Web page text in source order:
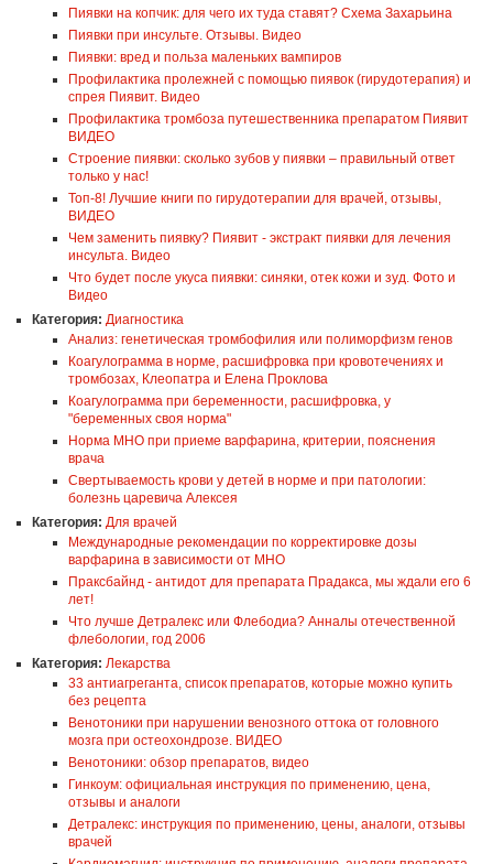
Пиявки на копчик: для чего их туда ставят? Схема Захарьина
Пиявки при инсульте. Отзывы. Видео
Пиявки: вред и польза маленьких вампиров
Профилактика пролежней с помощью пиявок (гирудотерапия) и
спрея Пиявит. Видео
Профилактика тромбоза путешественника препаратом Пиявит
ВИДЕО
Строение пиявки: сколько зубов у пиявки – правильный ответ
только у нас!
Топ-8! Лучшие книги по гирудотерапии для врачей, отзывы,
ВИДЕО
Чем заменить пиявку? Пиявит - экстракт пиявки для лечения
инсульта. Видео
Что будет после укуса пиявки: синяки, отек кожи и зуд. Фото и
Видео
Категория: Диагностика
Анализ: генетическая тромбофилия или полиморфизм генов
Коагулограмма в норме, расшифровка при кровотечениях и
тромбозах, Клеопатра и Елена Проклова
Коагулограмма при беременности, расшифровка, у
"беременных своя норма"
Норма МНО при приеме варфарина, критерии, пояснения
врача
Свертываемость крови у детей в норме и при патологии:
болезнь царевича Алексея
Категория: Для врачей
Международные рекомендации по корректировке дозы
варфарина в зависимости от МНО
Праксбайнд - антидот для препарата Прадакса, мы ждали его 6
лет!
Что лучше Детралекс или Флебодиа? Анналы отечественной
флебологии, год 2006
Категория: Лекарства
33 антиагреганта, список препаратов, которые можно купить
без рецепта
Венотоники при нарушении венозного оттока от головного
мозга при остеохондрозе. ВИДЕО
Венотоники: обзор препаратов, видео
Гинкоум: официальная инструкция по применению, цена,
отзывы и аналоги
Детралекс: инструкция по применению, цены, аналоги, отзывы
врачей